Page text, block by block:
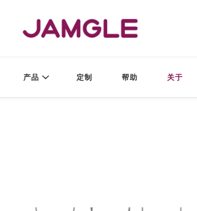
产品 定制 帮助 关于